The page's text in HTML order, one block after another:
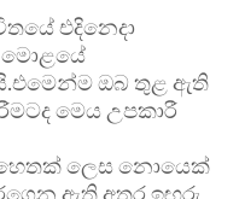
එදිනෙදා
මොළයේ
ඔබ තුළ ඇති
මෙය උපකාරී
ලෙස නොයෙක්
ඇති අතර ඉඟුරු